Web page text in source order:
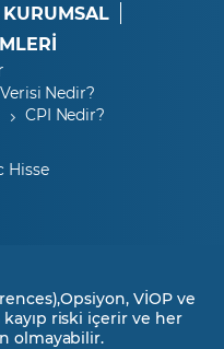
KURUMSAL
Nedir?
CPI Nedir?
Hisse
VİOP ve
riski içerir ve her
olmayabilir.